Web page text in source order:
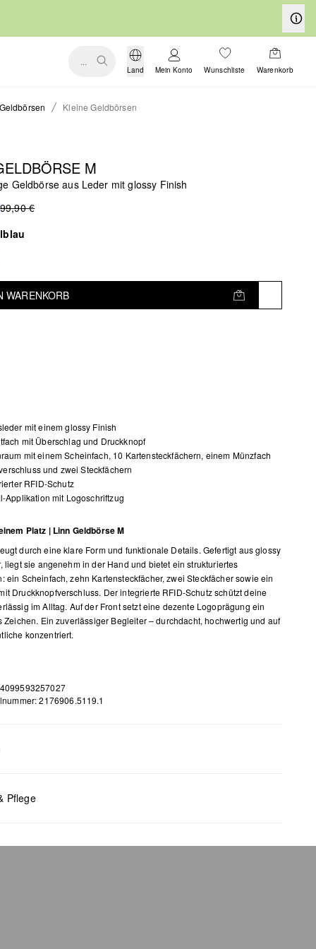
...
Land Mein Konto Wunschliste Warenkorb
Geldbörsen Kleine Geldbörsen
M
Geldbörse aus Leder mit glossy Finish
99,90 €
WARENKORB
mit einem glossy Finish
mit Überschlag und Druckknopf
mit einem Scheinfach, 10 Kartensteckfächern, einem Münzfach
und zwei Steckfächern
RFID-Schutz
Applikation mit Logoschriftzug
Platz | Linn Geldbörse M
durch eine klare Form und funktionale Details. Gefertigt aus glossy
liegt sie angenehm in der Hand und bietet ein strukturiertes
ein Scheinfach, zehn Kartensteckfächer, zwei Steckfächer sowie ein
Druckknopfverschluss. Der integrierte RFID-Schutz schützt deine
im Alltag. Auf der Front setzt eine dezente Logoprägung ein
Zeichen. Ein zuverlässiger Begleiter – durchdacht, hochwertig und auf
konzentriert.
2176906.5119.1
Pflege